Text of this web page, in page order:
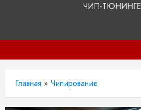
ЧИП-ТЮНИНГЕ
Главная » Чипирование